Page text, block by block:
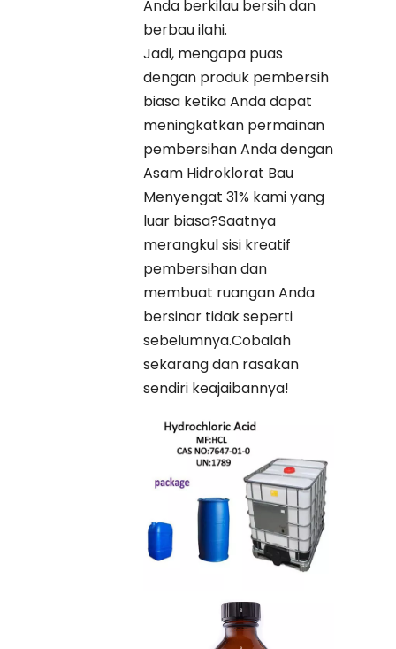
Anda berkilau bersih dan
berbau ilahi.
Jadi, mengapa puas
dengan produk pembersih
biasa ketika Anda dapat
meningkatkan permainan
pembersihan Anda dengan
Asam Hidroklorat Bau
Menyengat 31% kami yang
luar biasa?Saatnya
merangkul sisi kreatif
pembersihan dan
membuat ruangan Anda
bersinar tidak seperti
sebelumnya.Cobalah
sekarang dan rasakan
sendiri keajaibannya!